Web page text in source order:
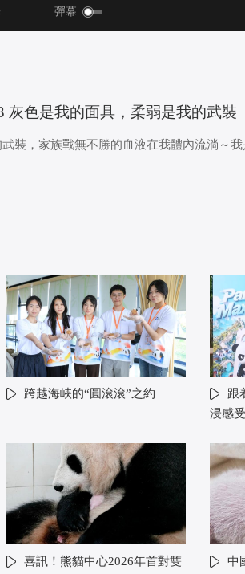
彈幕
灰色是我的面具，柔弱是我的武裝
裝，家族戰無不勝的血液在我體內流淌～
跨越海峽的“圓滾滾”之約
跟
浸感
喜訊！熊貓中心2026年首對雙
中